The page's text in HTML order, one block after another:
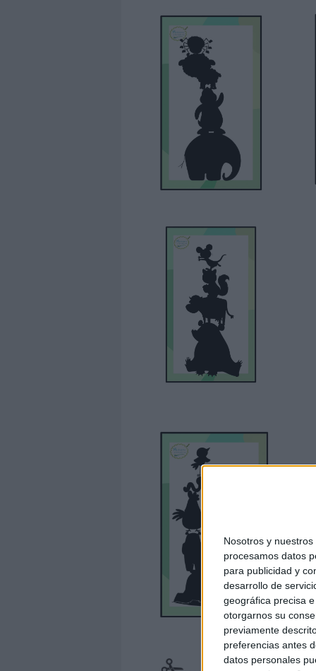
Nosotros y
procesamos datos
para publicidad y
desarrollo de
geográfica precisa
otorgarnos su
previamente
preferencias antes
datos personales